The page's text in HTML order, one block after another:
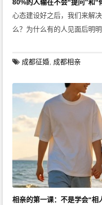
心态建设好之后，我们来解
么？为什么有的人见面后明
成都征婚 成都相亲
相亲的第一课：不是学会“相